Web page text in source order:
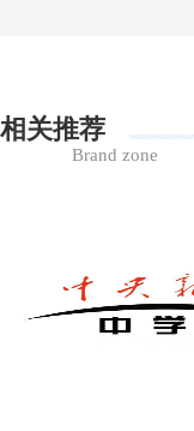
相关推荐
Brand zone